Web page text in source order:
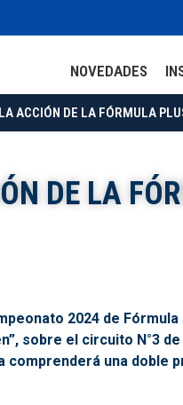
NOVEDADES
ACCIÓN DE LA FÓRMULA
DE LA
2024 de
sobre el circuito N°3
una doble